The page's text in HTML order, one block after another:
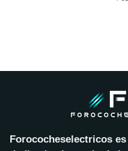
Forococheselectricos